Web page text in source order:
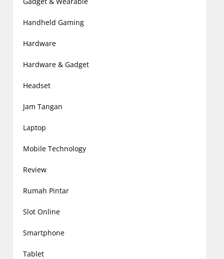
Handheld Gaming
Hardware
Hardware & Gadget
Headset
Jam Tangan
Laptop
Mobile Technology
Review
Rumah Pintar
Slot Online
Smartphone
Tablet